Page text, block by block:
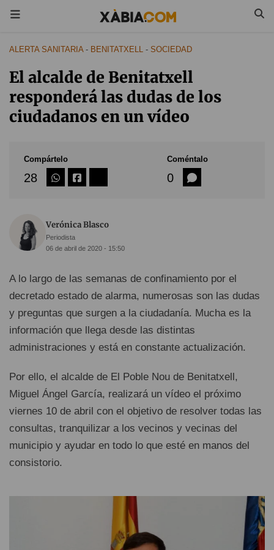
ALERTA SANITARIA- BENITATXELL - SOCIEDAD
El alcalde de Benitatxell
responderá las dudas de los
ciudadanos en un vídeo
Compártelo
28
Coméntalo
0
Verónica Blasco
Periodista
06 de abril de 2020 - 15:50
A lo largo de las semanas de confinamiento por el
decretado estado de alarma, numerosas son las dudas
y preguntas que surgen a la ciudadanía. Mucha es la
información que llega desde las distintas
administraciones y está en constante actualización.
Por ello, el alcalde de El Poble Nou de Benitatxell,
Miguel Ángel García, realizará un vídeo el próximo
viernes 10 de abril con el objetivo de resolver todas las
consultas, tranquilizar a los vecinos y vecinas del
municipio y ayudar en todo lo que esté en manos del
consistorio.